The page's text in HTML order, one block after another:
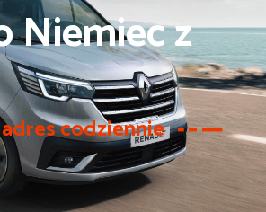
Niemiec z
codziennie